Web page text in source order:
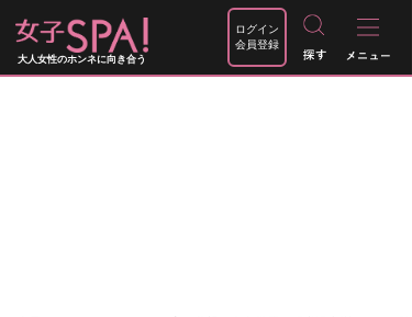
大人女性のホンネに向き合う
ログイン
会員登録